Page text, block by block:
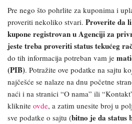
Pre nego što pohrlite za kuponima i
proveriti nekoliko stvari. Proverite da
kupone registrovan u Agenciji za
jeste treba proveriti status tekućeg
do tih informacija potreban vam je
(PIB). Potražite ove podatke na sajtu
najčešće se nalaze na dnu početne
naći i na stranici “O nama” ili
kliknite ovde, a zatim unesite broj u
sve podatke o sajtu (bitno je da status